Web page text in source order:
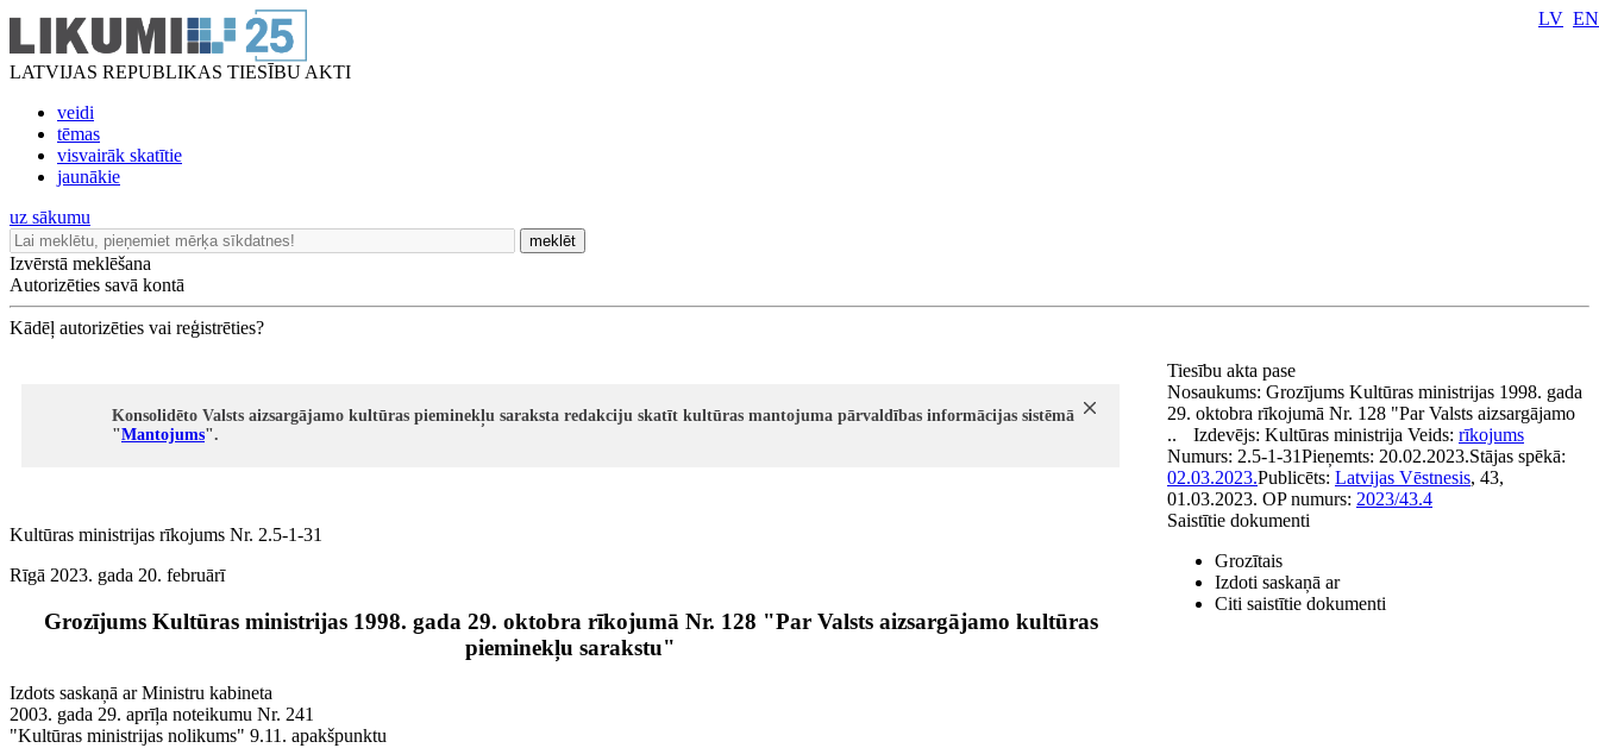
LATVIJAS REPUBLIKAS TIESĪBU AKTI
veidi
tēmas
visvairāk skatītie
jaunākie
LV EN
uz sākumu
meklēt
Izvērstā meklēšana
Autorizēties savā kontā
Kādēļ autorizēties vai reģistrēties?
Konsolidēto Valsts aizsargājamo kultūras pieminekļu saraksta redakciju skatīt kultūras mantojuma pārvaldības informācijas sistēmā
"Mantojums".
Kultūras ministrijas rīkojums Nr. 2.5-1-31
Rīgā 2023. gada 20. februārī
Grozījums Kultūras ministrijas 1998. gada 29. oktobra rīkojumā Nr. 128 "Par Valsts aizsargājamo kultūras
pieminekļu sarakstu"
Izdots saskaņā ar Ministru kabineta
2003. gada 29. aprīļa noteikumu Nr. 241
"Kultūras ministrijas nolikums" 9.11. apakšpunktu
Tiesību akta pase
Nosaukums: Grozījums Kultūras ministrijas 1998. gada
29. oktobra rīkojumā Nr. 128 "Par Valsts aizsargājamo
..
Izdevējs: Kultūras ministrija Veids: rīkojums
Numurs: 2.5-1-31Pieņemts: 20.02.2023.Stājas spēkā:
02.03.2023.Publicēts: Latvijas Vēstnesis, 43,
01.03.2023. OP numurs: 2023/43.4
Saistītie dokumenti
Grozītais
Izdoti saskaņā ar
Citi saistītie dokumenti